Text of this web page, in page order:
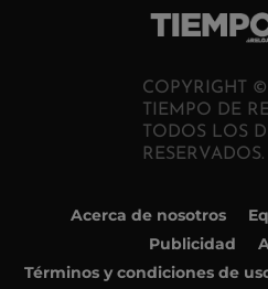
COPYRIGHT
TIEMPO DE
TODOS LOS
RESERVADOS.
Acerca de nosotros
Publicidad
Términos y condiciones de